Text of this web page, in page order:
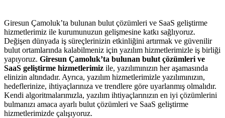
Giresun Çamoluk’ta bulunan bulut çözümleri ve SaaS geliştirme
hizmetlerimiz ile kurumunuzun gelişmesine katkı sağlıyoruz.
Değişen dünyada iş süreçlerinizin etkinliğini artırmak ve güvenilir
bulut ortamlarında kalabilmeniz için yazılım hizmetlerimizle iş birliği
yapıyoruz. Giresun Çamoluk’ta bulunan bulut çözümleri ve
SaaS geliştirme hizmetlerimiz ile, yazılımınızın her aşamasında
elinizin altındadır. Ayrıca, yazılım hizmetlerimizle yazılımınızın,
hedeflerinize, ihtiyaçlarınıza ve trendlere göre uyarlanmış olmalıdır.
Kendi algoritmalarımızla, yazılım ihtiyaçlarınızın en iyi çözümlerini
bulmanızı amaca ayarlı bulut çözümleri ve SaaS geliştirme
hizmetlerimizde çalışıyoruz.